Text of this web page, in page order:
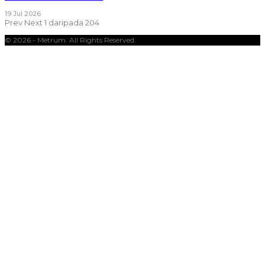
19 Jul 2026
Prev Next1 daripada 204
© 2026 - Metrum. All Rights Reserved.